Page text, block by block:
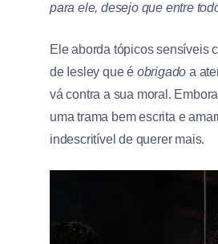
para ele, desejo que entre
Ele aborda tópicos sensíveis
de Iesley que é obrigadoa
vá contra a sua moral.
uma trama bem escrita e
indescritível de querer mais.